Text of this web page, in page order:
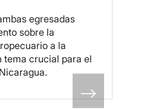
egresadas
sobre la
a la
crucial para el